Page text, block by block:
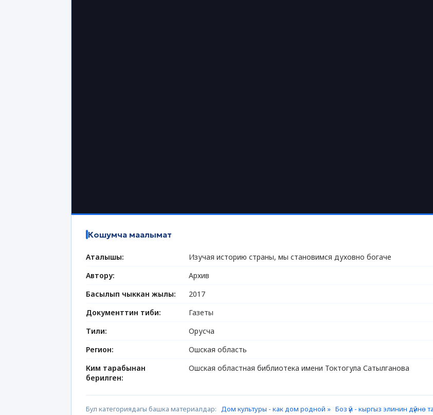
Кошумча маалымат
Аталышы:
Изучая историю страны, мы становимся духовно богаче
Автору:
Архив
Басылып чыккан жылы:
2017
Документтин тиби:
Газеты
Тили:
Орусча
Регион:
Ошская область
Ким тарабынан
берилген:
Ошская областная библиотека имени Токтогула Сатылганова
Бул категориядагы башка материалдар: Дом культуры - как дом родной » Боз үй - кыргыз элинин